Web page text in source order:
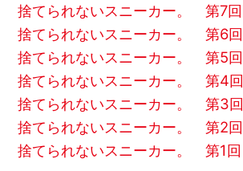
捨てられないスニーカー。 第7回
捨てられないスニーカー。 第6回
捨てられないスニーカー。 第5回
捨てられないスニーカー。 第4回
捨てられないスニーカー。 第3回
捨てられないスニーカー。 第2回
捨てられないスニーカー。 第1回